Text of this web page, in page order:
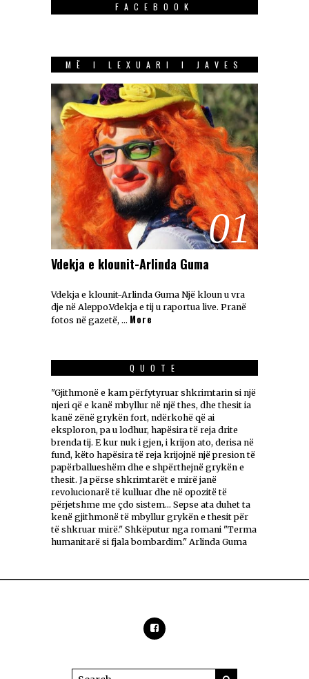
FACEBOOK
MË I LEXUARI I JAVES
01
Vdekja e klounit-Arlinda Guma
Vdekja e klounit-Arlinda Guma Një kloun u vra
dje në Aleppo.Vdekja e tij u raportua live. Pranë
fotos në gazetë, … More
QUOTE
"Gjithmonë e kam përfytyruar shkrimtarin si një
njeri që e kanë mbyllur në një thes, dhe thesit ia
kanë zënë grykën fort, ndërkohë që ai
eksploron, pa u lodhur, hapësira të reja drite
brenda tij. E kur nuk i gjen, i krijon ato, derisa në
fund, këto hapësira të reja krijojnë një presion të
papërballueshëm dhe e shpërthejnë grykën e
thesit. Ja përse shkrimtarët e mirë janë
revolucionarë të kulluar dhe në opozitë të
përjetshme me çdo sistem... Sepse ata duhet ta
kenë gjithmonë të mbyllur grykën e thesit për
të shkruar mirë." Shkëputur nga romani "Terma
humanitarë si fjala bombardim." Arlinda Guma